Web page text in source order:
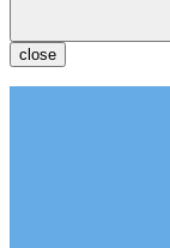
close